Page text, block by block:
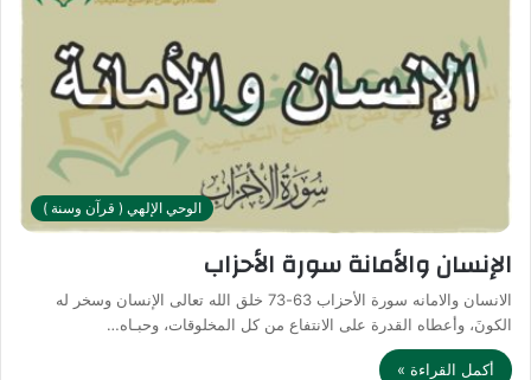
الوحي الإلهي ( قرآن وسنة )
الإنسان والأمانة سورة الأحزاب
الانسان والامانه سورة الأحزاب 63-73 خلق الله تعالى الإنسان وسخر له
الكونَ، وأعطاه القدرة على الانتفاع من كل المخلوقات، وحبـاه…
أكمل القراءة »